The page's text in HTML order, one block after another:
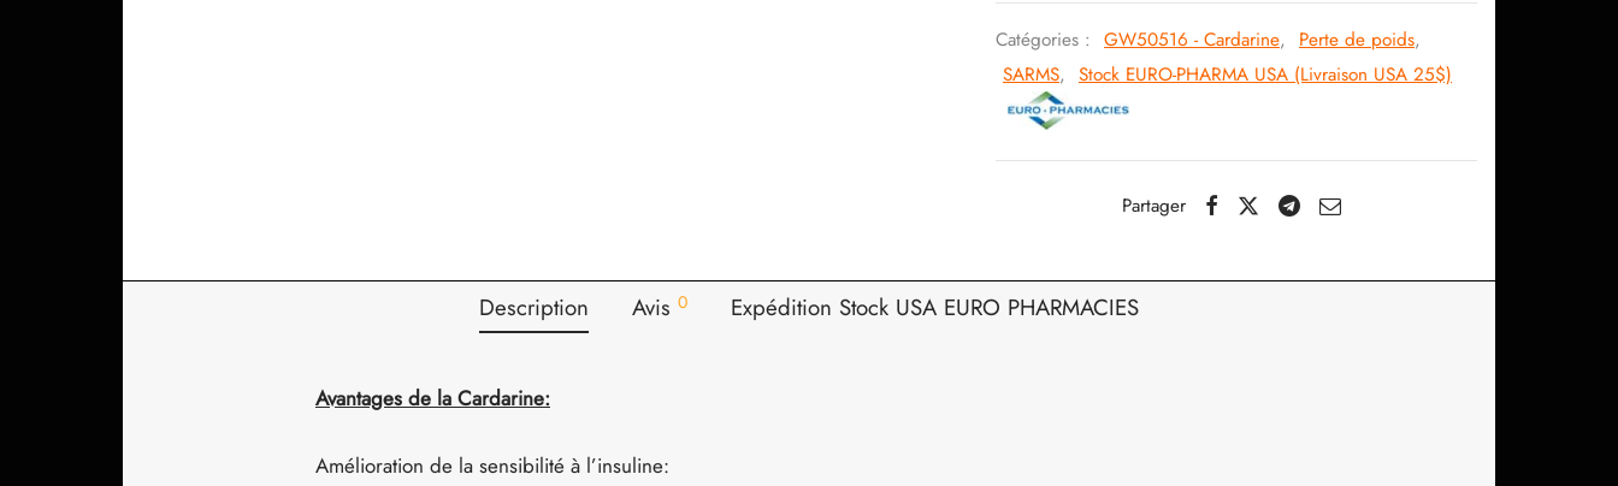
Catégories : GW50516 - Cardarine, Perte de poids,
SARMS, Stock EURO-PHARMA USA (Livraison USA 25$)
Partager
Description Avis 0 Expédition Stock USA EURO PHARMACIES
Avantages de la Cardarine:
Amélioration de la sensibilité à l’insuline: